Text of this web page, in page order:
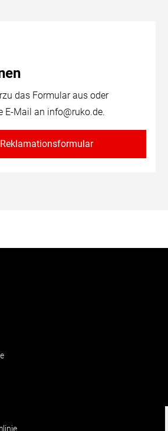
das Formular aus oder
E-Mail an info@ruko.de.